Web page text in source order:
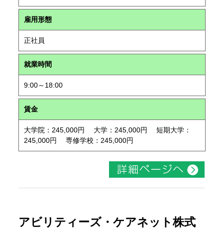
雇用形態
正社員
就業時間
9:00～18:00
賃金
大学院：245,000円 大学：245,000円 短期大学：
245,000円 専修学校：245,000円
アビリティーズ・ケアネット株式